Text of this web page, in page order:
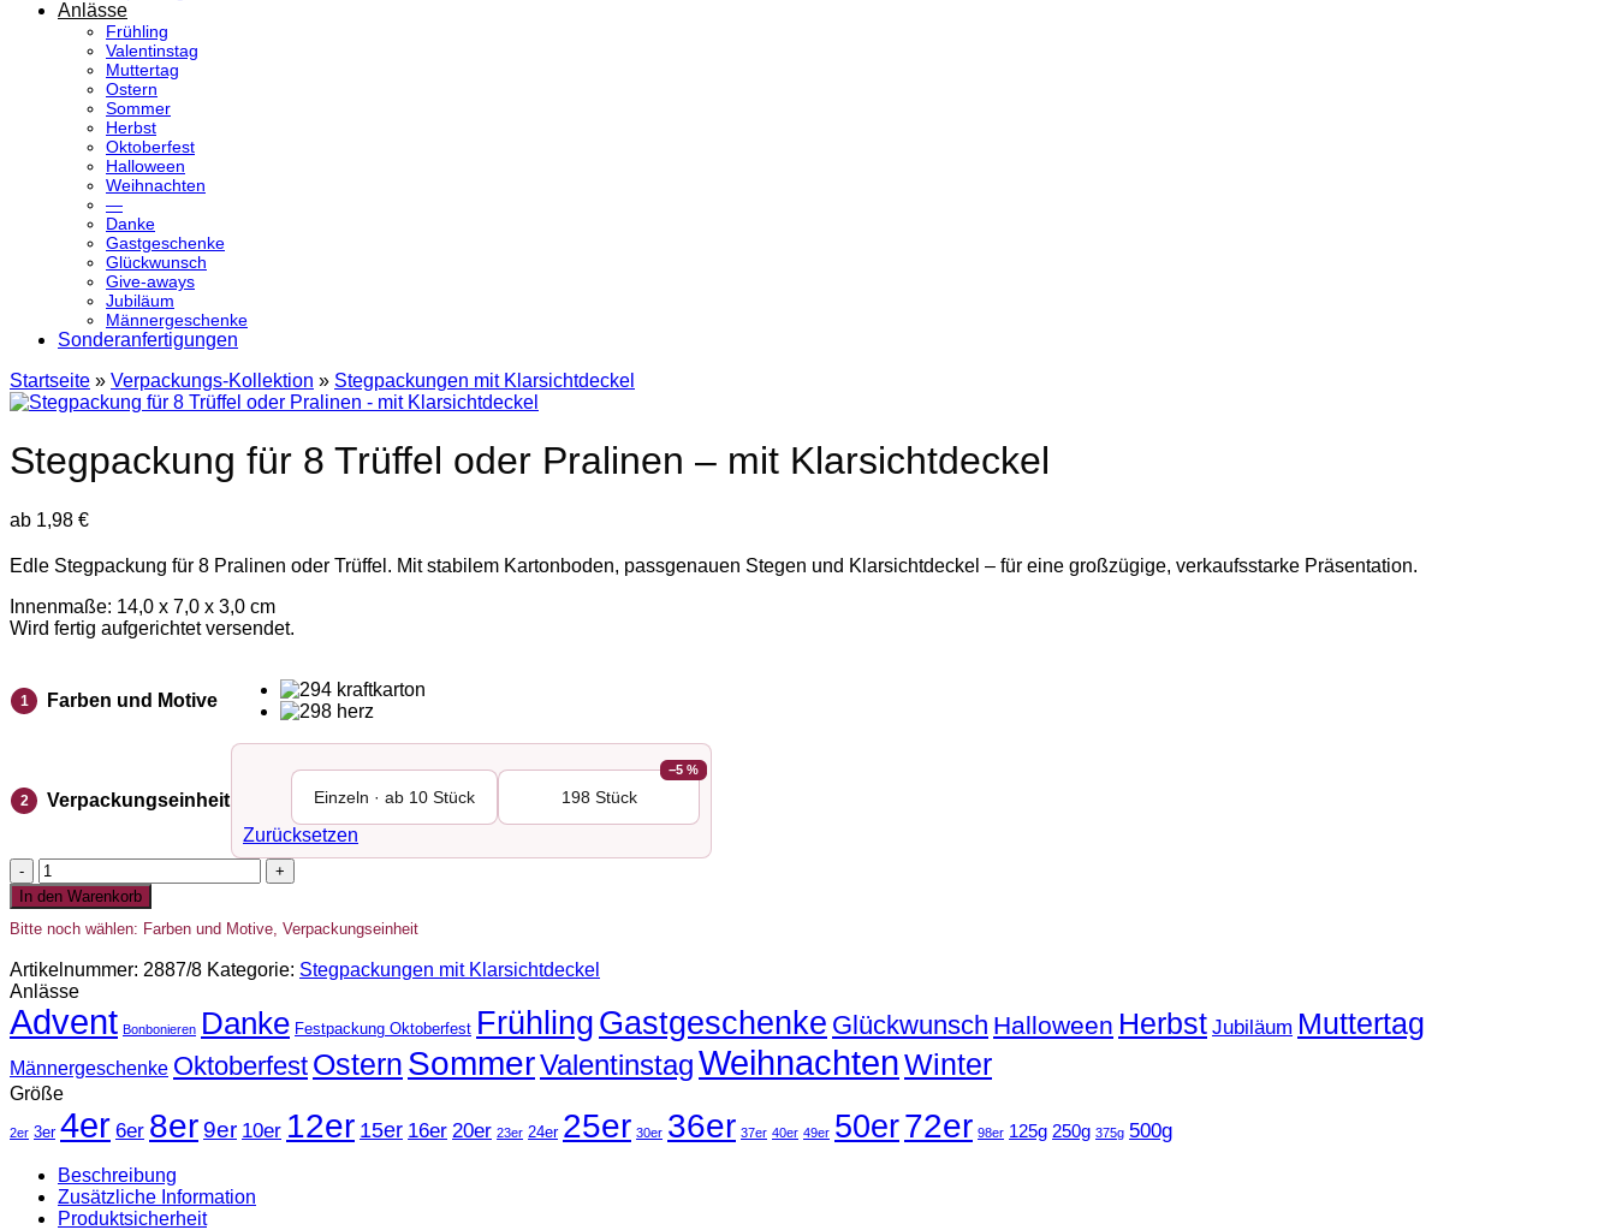
Anlässe
Frühling
Valentinstag
Muttertag
Ostern
Sommer
Herbst
Oktoberfest
Halloween
Weihnachten
—
Danke
Gastgeschenke
Glückwunsch
Give-aways
Jubiläum
Männergeschenke
Sonderanfertigungen
Startseite » Verpackungs-Kollektion » Stegpackungen mit Klarsichtdeckel
Stegpackung für 8 Trüffel oder Pralinen – mit Klarsichtdeckel
ab 1,98 €
Edle Stegpackung für 8 Pralinen oder Trüffel. Mit stabilem Kartonboden, passgenauen Stegen und Klarsichtdeckel – für eine großzügige, verkaufsstarke Präsentation.
Innenmaße: 14,0 x 7,0 x 3,0 cm
Wird fertig aufgerichtet versendet.
1 Farben und Motive
2 Verpackungseinheit Einzeln · ab 10 Stück 198 Stück
−5 %
Zurücksetzen
Stegpackung
für
8
Trüffel
Pralinen
-
mit
Klarsichtdeckel
Menge
In den Warenkorb
Bitte noch wählen: Farben und Motive, Verpackungseinheit
Artikelnummer: 2887/8 Kategorie: Stegpackungen mit Klarsichtdeckel
Anlässe
Advent Bonbonieren Danke Festpackung Oktoberfest FrühlingGastgeschenke Glückwunsch Halloween Herbst Jubiläum Muttertag
Männergeschenke Oktoberfest Ostern SommerValentinstagWeihnachtenWinter
Größe
2er 3er 4er 6er 8er 9er 10er 12er 15er 16er 20er 23er 24er 25er 30er 36er 37er 40er 49er 50er72er 98er 125g 250g 375g 500g
Beschreibung
Zusätzliche Information
Produktsicherheit